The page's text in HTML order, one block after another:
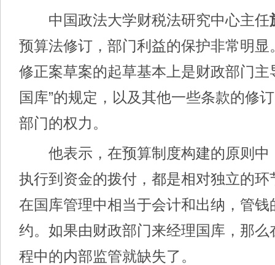
中国政法大学财税法研究中心主任
预算法修订，部门利益的保护非常明显
修正案草案的起草基本上是财政部门主
国库”的规定，以及其他一些条款的修
部门的权力。
他表示，在预算制度构建的原则中
执行到资金的拨付，都是相对独立的环
在国库管理中相当于会计和出纳，管钱
约。如果由财政部门来经理国库，那么
程中的内部监管就缺失了。